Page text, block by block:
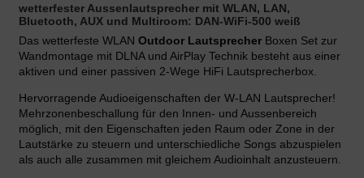
wetterfester Aussenlautsprecher mit WLAN, LAN,
Bluetooth, AUX und Multiroom: DAN-WiFi-500 weiß
Das wetterfeste WLAN Outdoor Lautsprecher Boxen Set zur
Wandmontage mit DLNA und AirPlay Technik besteht aus einer
aktiven und einer passiven 2-Wege HiFi Lautsprecherbox.
Hervorragende Audioeigenschaften der W-LAN Lautsprecher!
Mehrzonenbeschallung für den Innen- und Aussenbereich
möglich, mit den Eigenschaften jeden Raum oder Zone in der
Lautstärke zu steuern und unterschiedliche Songs abzuspielen
als auch alle zusammen mit gleichem Audioinhalt anzusteuern.